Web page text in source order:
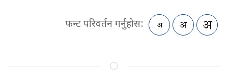
फन्ट परिवर्तन गर्नुहोस: